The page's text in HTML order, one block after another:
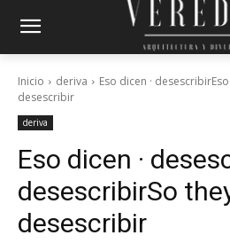
Inicio deriva
Eso dicen ·
desescribir
deriva
Eso dicen ·
desescribirSo
desescribir